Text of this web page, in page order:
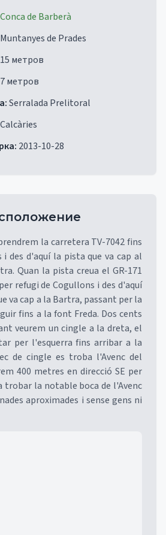
Conca de Barberà
Muntanyes de Prades
15 метров
7 метров
:Serralada Prelitoral
Calcàries
: 2013-10-28
la carretera TV-7042 fins
des d'aquí la pista que va cap al
Quan la pista creua el GR-171
refugi de Cogullons i des d'aquí
va cap a la Bartra, passant per la
fins a la font Freda. Dos cents
veurem un cingle a la dreta, el
per l'esquerra fins arribar a la
de cingle es troba l'Avenc del
400 metres en direcció SE per
trobar la notable boca de l'Avenc
aproximades i sense gens ni